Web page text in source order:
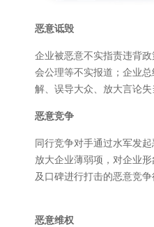
恶意诋毁
企业被恶意不实指责违背
会公理等不实报道；企业
解、误导大众、放大言论失
恶意竞争
同行竞争对手通过水军发
放大企业薄弱项，对企业
及口碑进行打击的恶意竞争
恶意维权